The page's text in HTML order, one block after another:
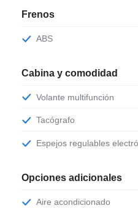
Frenos
ABS
Cabina y comodidad
Volante multifunción
Tacógrafo
Espejos regulables
Opciones adicionales
Aire acondicionado